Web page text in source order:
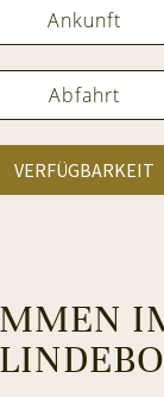
VERFÜGBARKEIT